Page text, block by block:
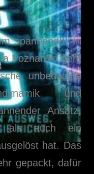
spannend!!! In
Poznanski geht
unbedachte
und
Ansatz,
als auch ein
hat. Das
gepackt, dafür